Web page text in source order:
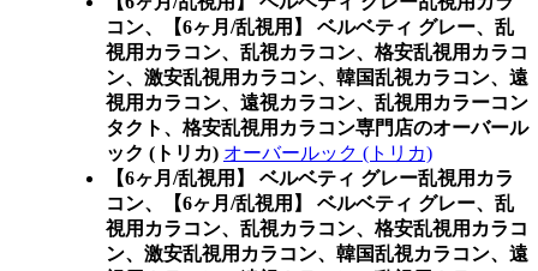
コン、
【6ヶ月/乱視用】 ベルベティ グレー、乱
視用カラコン、乱視カラコン、格安乱視用カラコ
ン、激安乱視用カラコン、韓国乱視カラコン、遠
視用カラコン、遠視カラコン、乱視用カラーコン
タクト、格安乱視用カラコン専門店のオーバール
ック (トリカ) オーバールック (トリカ)
【6ヶ月/乱視用】 ベルベティ グレー乱視用カラ
コン、
【6ヶ月/乱視用】 ベルベティ グレー、乱
視用カラコン、乱視カラコン、格安乱視用カラコ
ン、激安乱視用カラコン、韓国乱視カラコン、遠